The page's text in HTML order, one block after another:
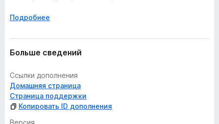
Подробнее
Больше сведений
Ссылки дополнения
Домашняя страница
Страница поддержки
Копировать ID дополнения
Версия